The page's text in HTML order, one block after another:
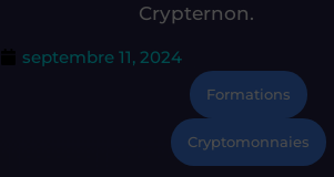
Crypternon.
septembre 11, 2024
Formations
Cryptomonnaies